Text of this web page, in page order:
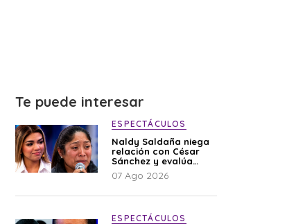
Te puede interesar
ESPECTÁCULOS
Naldy Saldaña niega
relación con César
Sánchez y evalúa
denunciar a su
esposa: “Es una
07 Ago 2026
ESPECTÁCULOS